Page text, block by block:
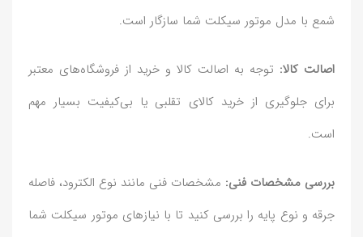
شمع با مدل موتور سیکلت شما سازگار است.
اصالت کالا: توجه به اصالت کالا و خرید از فروشگاه‌های معتبر
برای جلوگیری از خرید کالای تقلبی یا بی‌کیفیت بسیار مهم
است.
بررسی مشخصات فنی: مشخصات فنی مانند نوع الکترود، فاصله
جرقه و نوع پایه را بررسی کنید تا با نیازهای موتور سیکلت شما